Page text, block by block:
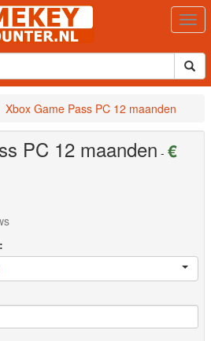
Xbox Game Pass PC 12 maanden
PC 12 maanden - €